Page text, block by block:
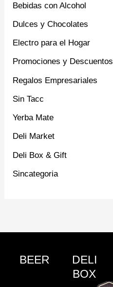
Bebidas con Alcohol
Dulces y Chocolates
Electro para el Hogar
Promociones y Descuentos
Regalos Empresariales
Sin Tacc
Yerba Mate
Deli Market
Deli Box & Gift
Sincategoria
BEER
DELI
BOX